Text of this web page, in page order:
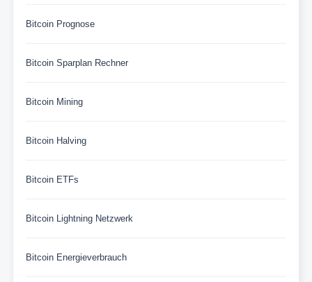
Bitcoin Prognose
Bitcoin Sparplan Rechner
Bitcoin Mining
Bitcoin Halving
Bitcoin ETFs
Bitcoin Lightning Netzwerk
Bitcoin Energieverbrauch